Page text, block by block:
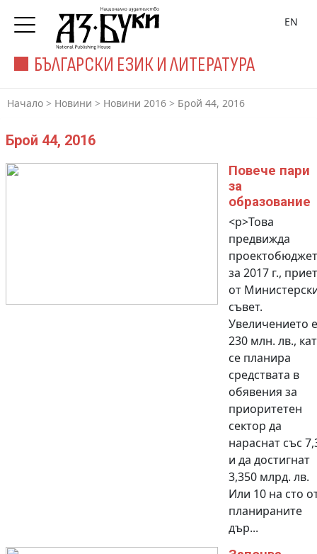
БЪЛГАРСКИ ЕЗИК И ЛИТЕРАТУРА
EN
Начало > Новини > Новини 2016 > Брой 44, 2016
Брой 44, 2016
Повече пари
за
образование
<p>Това
предвижда
за 2017 г., приет
от
съвет.
Увеличението
230 млн. лв.,
се планира
средствата в
обявения за
приоритетен
сектор да
нараснат със
и да достигнат
3,350 млрд. лв.
Или 10 на сто
планираните
дър...